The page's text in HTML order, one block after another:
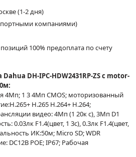
(1-2 дня)
компаниями)
100% предоплата по счету
DH-IPC-HDW2431RP-ZS с motor-
4Мп; 1 3 4Mп CMOS; моторизованный
H.265 H.264+ H.264;
видео: 4Мп (1 20к с), 3Мп D1
0.03лк F1.4(цвет, 1 3с), 0.3лк F1.4(цвет,
ИК:50м; Micro SD; WDR
DC12В POE; IP67; Рабочая